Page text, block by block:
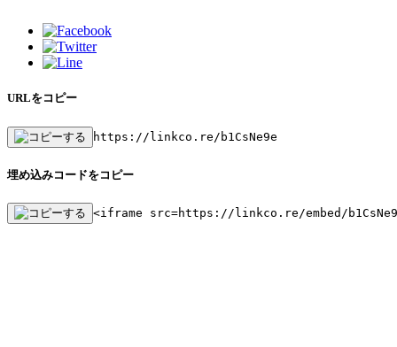
URLをコピー
https://linkco.re/b1CsNe9e
埋め込みコードをコピー
<iframe src=https://linkco.re/embed/